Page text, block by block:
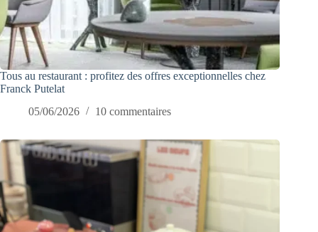
Tous au restaurant : profitez des offres exceptionnelles chez
Franck Putelat
05/06/2026
10 commentaires